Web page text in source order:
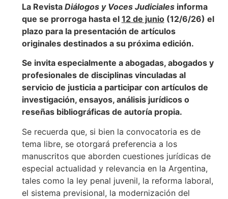
La Revista Diálogos y Voces Judicialesinforma
que se prorroga hasta el 12 de junio(12/6/26) el
plazo para la presentación de artículos
originales destinados a su próxima edición.
Se invita especialmente a abogadas, abogados y
profesionales de disciplinas vinculadas al
servicio de justicia a participar con artículos de
investigación, ensayos, análisis jurídicos o
reseñas bibliográficas de autoría propia.
Se recuerda que, si bien la convocatoria es de
tema libre, se otorgará preferencia a los
manuscritos que aborden cuestiones jurídicas de
especial actualidad y relevancia en la Argentina,
tales como la ley penal juvenil, la reforma laboral,
el sistema previsional, la modernización del